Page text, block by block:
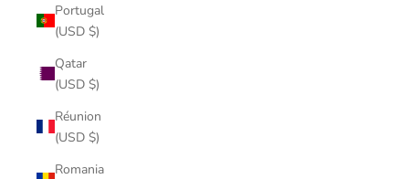
Portugal
(USD $)
Qatar
(USD $)
Réunion
(USD $)
Romania